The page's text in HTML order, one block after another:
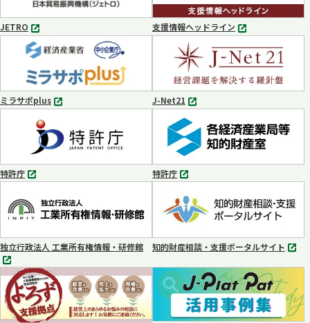
開
く
JETRO
別
タ
ブ
で
開
く
支援情報ヘッドライン
別
タ
ブ
で
開
く
ミラサポplus
別
ブ
で
開
く
J-Net21
別
タ
ブ
で
開
く
特許庁
別
ブ
で
く
特許庁
別
ブ
で
開
く
独立行政法人 工業所有権情報・研修館
別
タ
ブ
で
知的財産相談・支援ポータルサイト
別
タ
開
く